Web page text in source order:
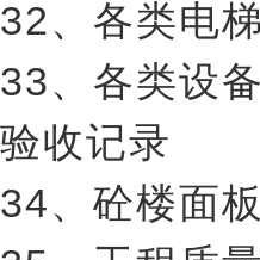
32、各类电
33、各类设
验收记录
34、砼楼面